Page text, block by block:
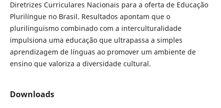
Diretrizes Curriculares Nacionais para a oferta de Educação
Plurilíngue no Brasil. Resultados apontam que o
plurilinguismo combinado com a interculturalidade
impulsiona uma educação que ultrapassa a simples
aprendizagem de línguas ao promover um ambiente de
ensino que valoriza a diversidade cultural.
Downloads